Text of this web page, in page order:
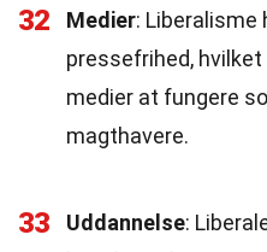
32 Medier:
pressefrihed,
medier at fungere
magthavere.
33 Uddannelse: